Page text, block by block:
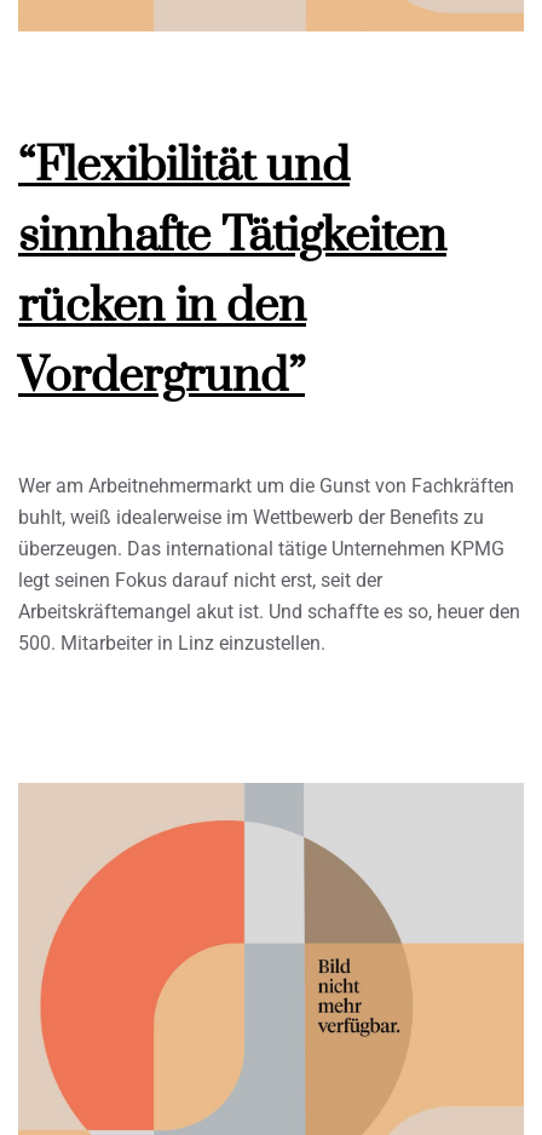
“Flexibilität und
sinnhafte Tätigkeiten
rücken in den
Vordergrund”
Wer am Arbeitnehmermarkt um die Gunst von Fachkräften
buhlt, weiß idealerweise im Wettbewerb der Benefits zu
überzeugen. Das international tätige Unternehmen KPMG
legt seinen Fokus darauf nicht erst, seit der
Arbeitskräftemangel akut ist. Und schaffte es so, heuer den
500. Mitarbeiter in Linz einzustellen.